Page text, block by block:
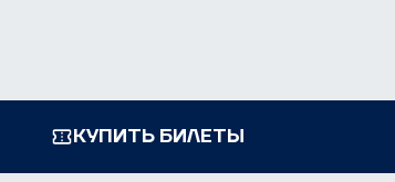
КУПИТЬ БИЛЕТЫ